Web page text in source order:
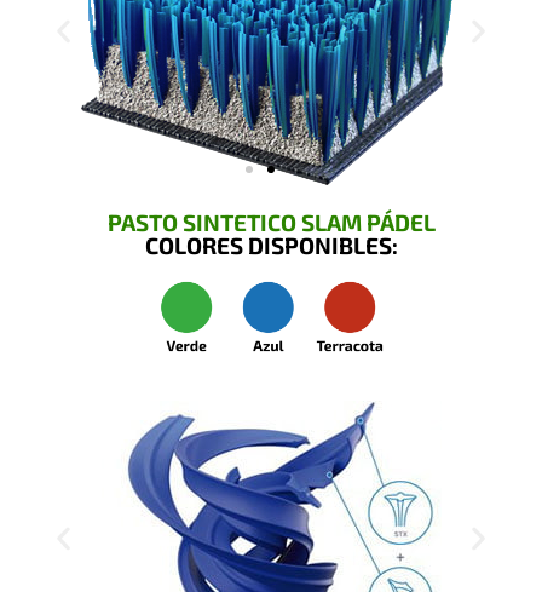
PASTO SINTETICO SLAM PÁDEL
COLORES DISPONIBLES: